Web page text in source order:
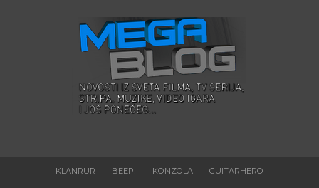
KLANRUR BEEP! KONZOLA GUITARHERO